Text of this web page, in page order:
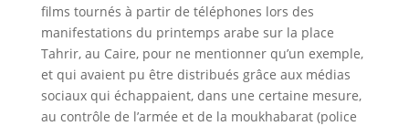
films tournés à partir de téléphones lors des
manifestations du printemps arabe sur la place
Tahrir, au Caire, pour ne mentionner qu’un exemple,
et qui avaient pu être distribués grâce aux médias
sociaux qui échappaient, dans une certaine mesure,
au contrôle de l’armée et de la moukhabarat (police